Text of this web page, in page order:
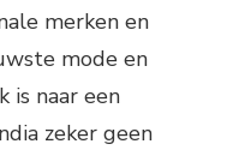
merken en
mode en
is naar een
zeker geen